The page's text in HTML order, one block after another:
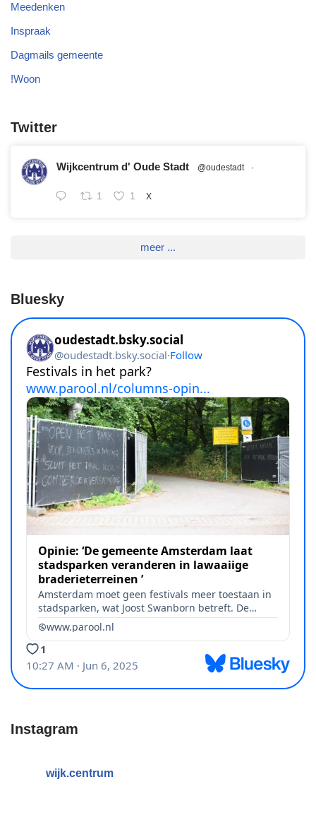
Meedenken
Inspraak
Dagmails gemeente
!Woon
Twitter
Wijkcentrum d' Oude Stadt @oudestadt ·
1 1 X
meer ...
Bluesky
Instagram
wijk.centrum